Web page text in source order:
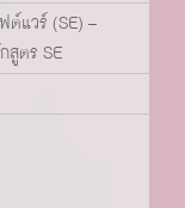
แวร์ (SE) –
ตร SE